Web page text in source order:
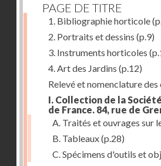
PAGE DE TITRE
1. Bibliographie horticole
2. Portraits et dessins (p.9)
3. Instruments horticoles
4. Art des Jardins (p.12)
Relevé et nomenclature
I. Collection de la
de France. 84, rue de
A. Traités et ouvrages sur
B. Tableaux(p.28)
C. Spécimens d'outils et